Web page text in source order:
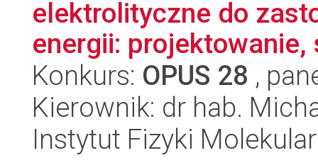
elektrolityczne do
energii: projektowanie,
Konkurs: OPUS 28 ,
Kierownik: dr hab.
Instytut Fizyki